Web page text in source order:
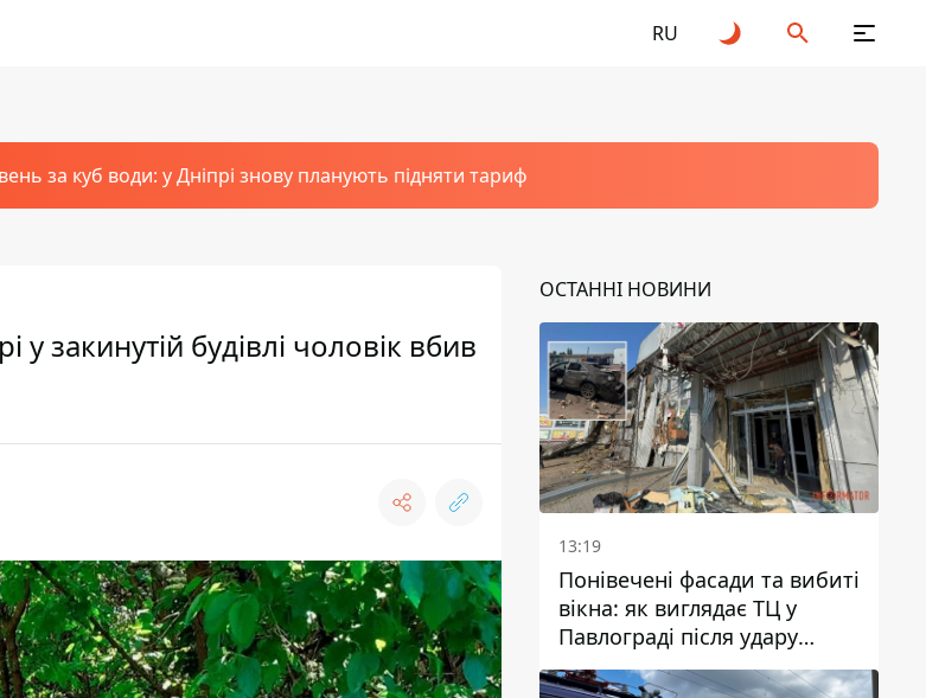
RU
за куб води: у Дніпрі знову планують підняти тариф
у закинутій будівлі чоловік вбив
ОСТАННІ НОВИНИ
13:19
Понівечені фасади та вибиті
вікна: як виглядає ТЦ у
Павлограді після удару
дрона